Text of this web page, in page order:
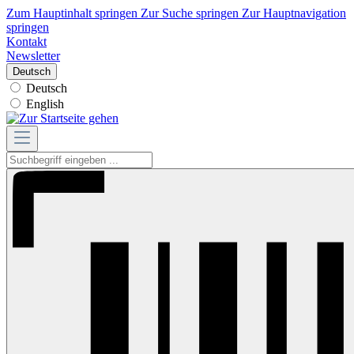
Zum Hauptinhalt springen Zur Suche springen Zur Hauptnavigation
springen
Kontakt
Newsletter
Deutsch
Deutsch
English